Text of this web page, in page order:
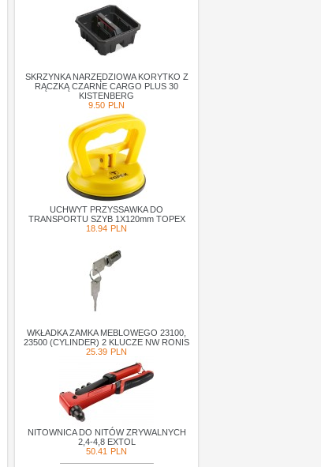
SKRZYNKA NARZĘDZIOWA KORYTKO Z
RĄCZKĄ CZARNE CARGO PLUS 30
KISTENBERG
9.50 PLN
UCHWYT PRZYSSAWKA DO
TRANSPORTU SZYB 1X120mm TOPEX
18.94 PLN
WKŁADKA ZAMKA MEBLOWEGO 23100,
23500 (CYLINDER) 2 KLUCZE NW RONIS
25.39 PLN
NITOWNICA DO NITÓW ZRYWALNYCH
2,4-4,8 EXTOL
50.41 PLN